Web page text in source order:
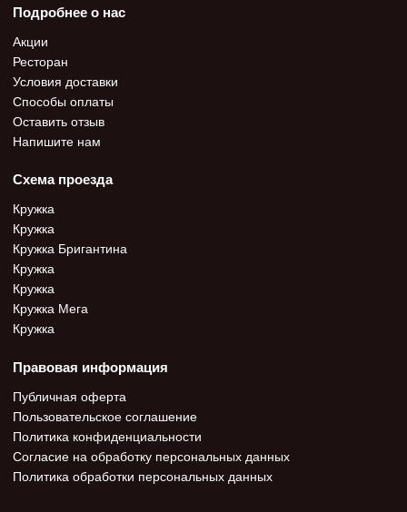
Подробнее о нас
Акции
Ресторан
Условия доставки
Способы оплаты
Оставить отзыв
Напишите нам
Схема проезда
Кружка
Кружка
Кружка Бригантина
Кружка
Кружка
Кружка Мега
Кружка
Правовая информация
Публичная оферта
Пользовательское соглашение
Политика конфиденциальности
Согласие на обработку персональных данных
Политика обработки персональных данных